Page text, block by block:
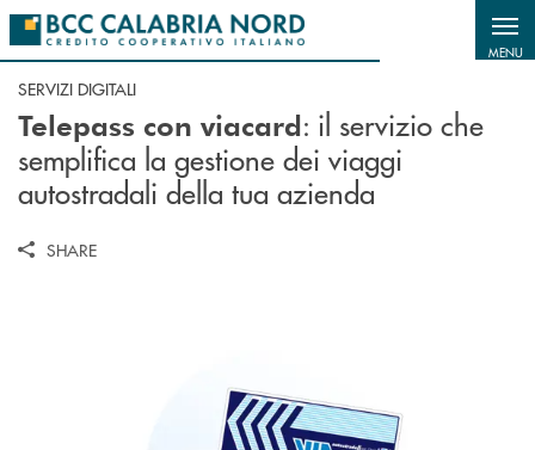
Salta al contenuto principale
MENU
SERVIZI DIGITALI
Telepass con viacard: il servizio che
semplifica la gestione dei viaggi
autostradali della tua azienda
SHARE